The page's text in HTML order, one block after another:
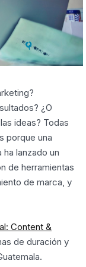
¿O
ideas? Todas
porque una
lanzado un
de herramientas
de marca, y
Content &
de duración y